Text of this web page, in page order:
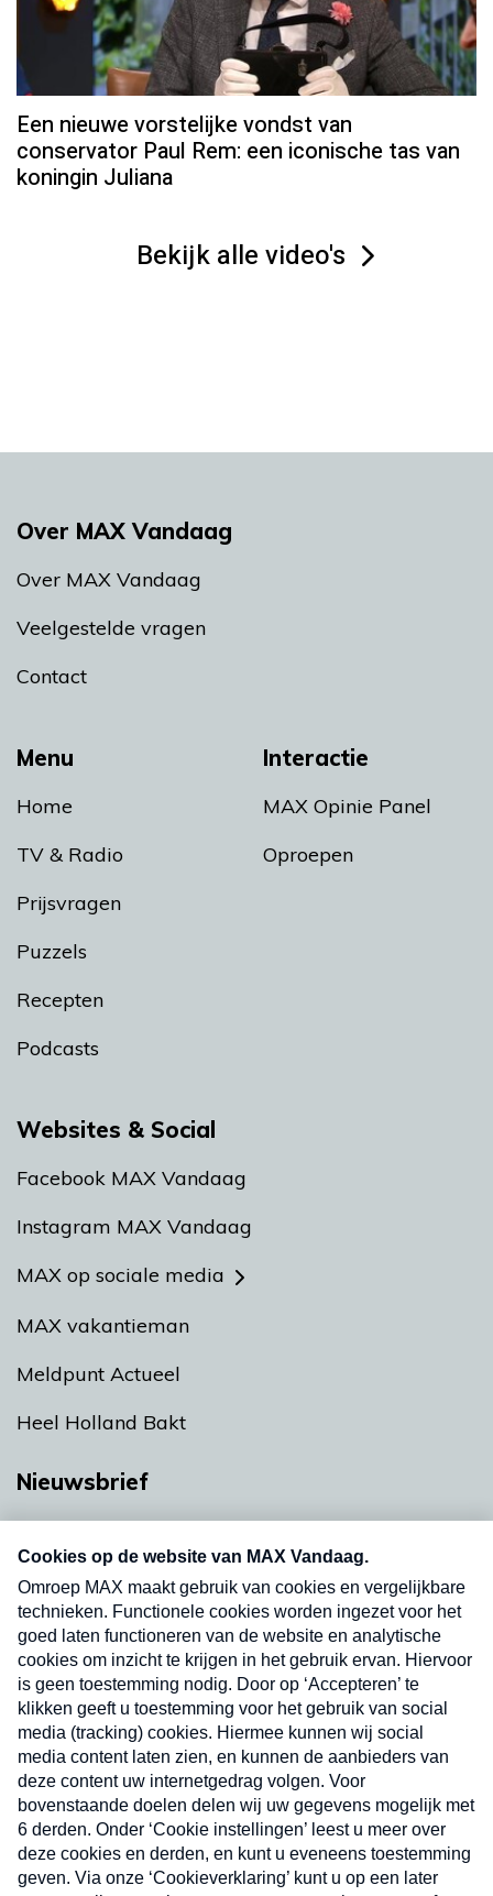
Een nieuwe vorstelijke vondst van
conservator Paul Rem: een iconische tas van
koningin Juliana
Bekijk alle video's
Menu
Home
TV & Radio
Prijsvragen
Puzzels
Recepten
Podcasts
Interactie
MAX Opinie Panel
Oproepen
Over MAX Vandaag
Over MAX Vandaag
Veelgestelde vragen
Contact
Websites & Social
Facebook MAX Vandaag
Instagram MAX Vandaag
MAX op sociale media
MAX vakantieman
Meldpunt Actueel
Heel Holland Bakt
Nieuwsbrief
nieuwsbrief. Elke vrijdag- en dinsdagochtend in
uw mailbox.
Verzend
Nieuwsbrief